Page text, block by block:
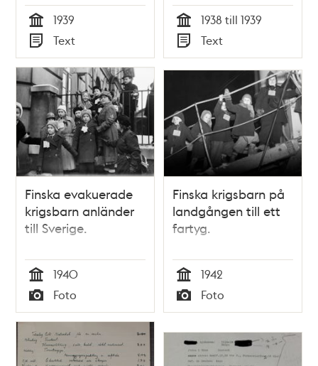
Tid
1939
Typ
Text Tid
1938 till 1939
Typ
Text
Finska evakuerade
krigsbarn anländer
till Sverige.
Tid
1940
Typ
Foto
Finska krigsbarn på
landgången till ett
fartyg.
Tid
1942
Typ
Foto